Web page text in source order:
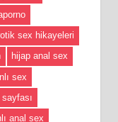
sex hikayeleri
hijap anal sex
sex
anal sex